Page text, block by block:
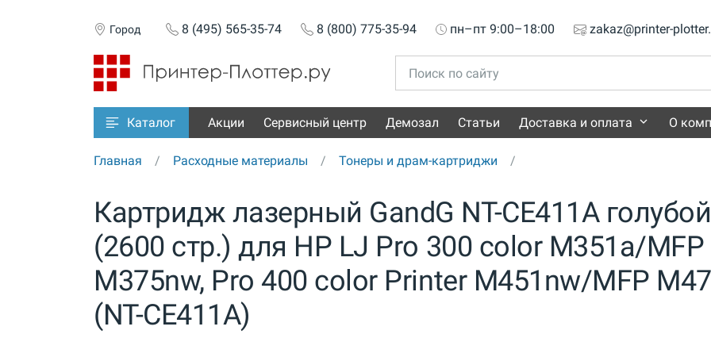
Город 8 (495) 565-35-74 8 (800) 775-35-94 пн–пт 9:00–18:00 zakaz@printer-
Каталог Акции Сервисный центр Демозал Статьи Доставка и оплата О
Главная Расходные материалы Тонеры и драм-картриджи
Картридж лазерный GandG NT-CE411A голубой
(2600 стр.) для HP LJ Pro 300 color M351a/MFP
M375nw, Pro 400 color Printer M451nw/MFP
(NT-CE411A)